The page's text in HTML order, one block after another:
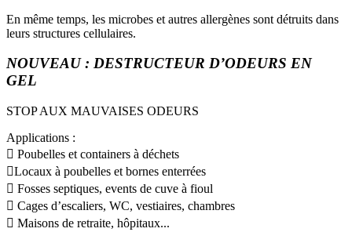
En même temps, les microbes et autres allergènes sont détruits dans
leurs structures cellulaires.
NOUVEAU : DESTRUCTEUR D’ODEURS EN
GEL
STOP AUX MAUVAISES ODEURS
Applications :
 Poubelles et containers à déchets
Locaux à poubelles et bornes enterrées
 Fosses septiques, events de cuve à fioul
 Cages d’escaliers, WC, vestiaires, chambres
 Maisons de retraite, hôpitaux...